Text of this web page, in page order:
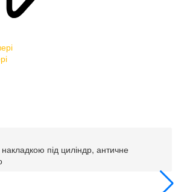
під циліндр, античне